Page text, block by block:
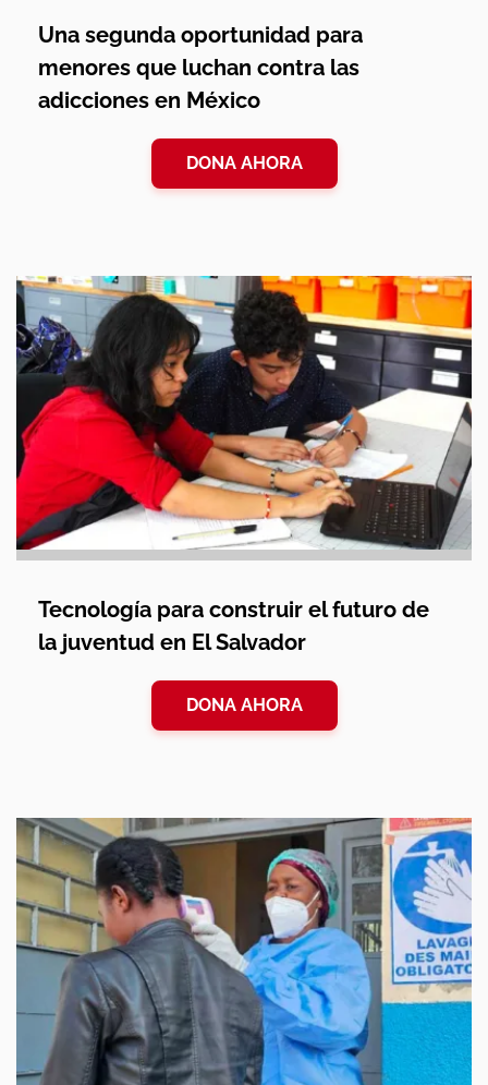
Una segunda oportunidad para
menores que luchan contra las
adicciones en México
DONA AHORA
Tecnología para construir el futuro de
la juventud en El Salvador
DONA AHORA